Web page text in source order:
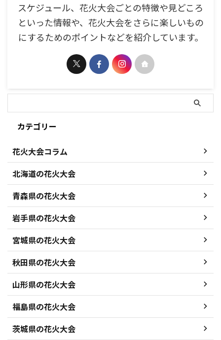
スケジュール、花火大会ごとの特徴や見どころ
といった情報や、花火大会をさらに楽しいもの
にするためのポイントなどを紹介しています。
カテゴリー
花火大会コラム
北海道の花火大会
青森県の花火大会
岩手県の花火大会
宮城県の花火大会
秋田県の花火大会
山形県の花火大会
福島県の花火大会
茨城県の花火大会